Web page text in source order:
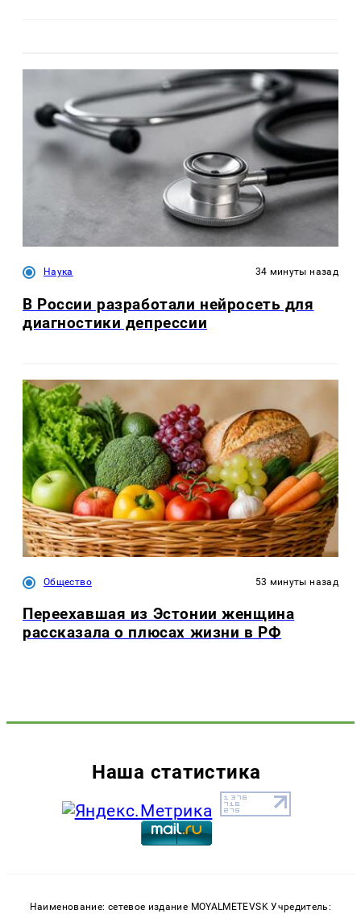
Наука 34 минуты назад
В России разработали нейросеть для
диагностики депрессии
Общество 53 минуты назад
Переехавшая из Эстонии женщина
рассказала о плюсах жизни в РФ
Наша статистика
Наименование: сетевое издание MOYALMETEVSK Учредитель: